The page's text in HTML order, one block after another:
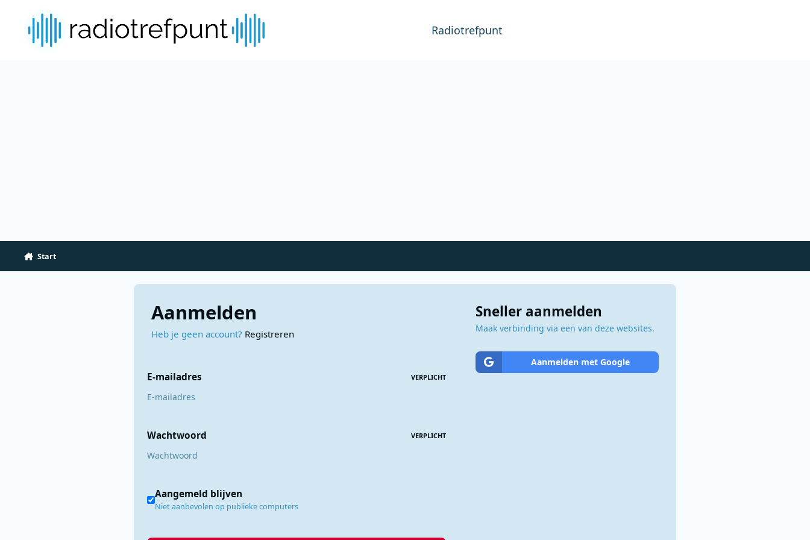
Radiotrefpunt
Start
Aanmelden
Heb je geen account? Registreren
E-mailadres VERPLICHT
Wachtwoord VERPLICHT
Aangemeld blijven
Niet aanbevolen op publieke computers
Sneller aanmelden
Maak verbinding via een van deze websites.
Aanmelden met Google